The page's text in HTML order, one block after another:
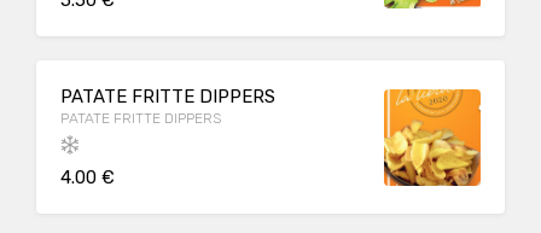
PATATE FRITTE DIPPERS
PATATE FRITTE DIPPERS
4.00 €